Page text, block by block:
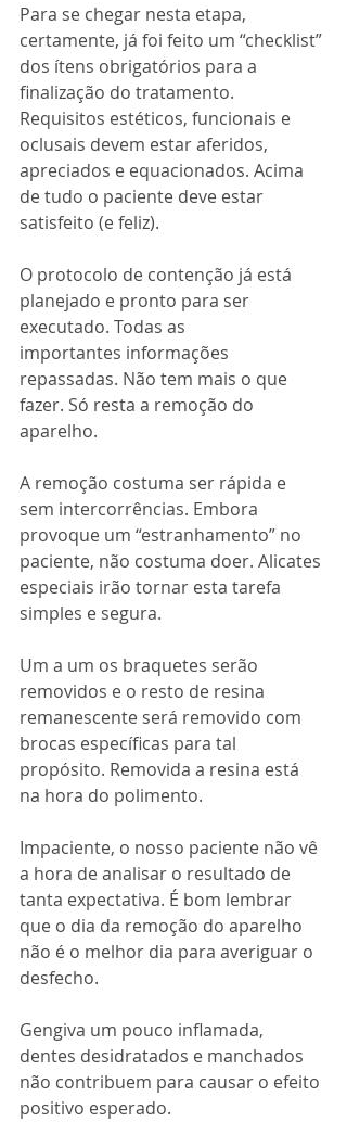
Para se chegar nesta etapa,
certamente, já foi feito um “checklist”
dos ítens obrigatórios para a
finalização do tratamento.
Requisitos estéticos, funcionais e
oclusais devem estar aferidos,
apreciados e equacionados. Acima
de tudo o paciente deve estar
satisfeito (e feliz).
O protocolo de contenção já está
planejado e pronto para ser
executado. Todas as
importantes informações
repassadas. Não tem mais o que
fazer. Só resta a remoção do
aparelho.
A remoção costuma ser rápida e
sem intercorrências. Embora
provoque um “estranhamento” no
paciente, não costuma doer. Alicates
especiais irão tornar esta tarefa
simples e segura.
Um a um os braquetes serão
removidos e o resto de resina
remanescente será removido com
brocas específicas para tal
propósito. Removida a resina está
na hora do polimento.
Impaciente, o nosso paciente não vê
a hora de analisar o resultado de
tanta expectativa. É bom lembrar
que o dia da remoção do aparelho
não é o melhor dia para averiguar o
desfecho.
Gengiva um pouco inflamada,
dentes desidratados e manchados
não contribuem para causar o efeito
positivo esperado.